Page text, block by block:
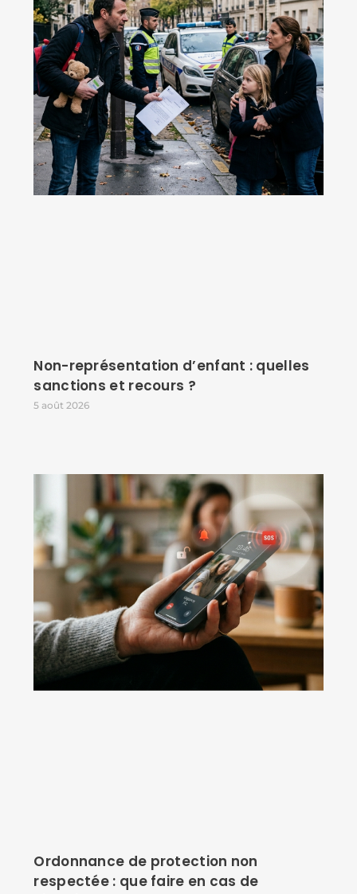
Non-représentation d’enfant : quelles
sanctions et recours ?
5 août 2026
Ordonnance de protection non
respectée : que faire en cas de